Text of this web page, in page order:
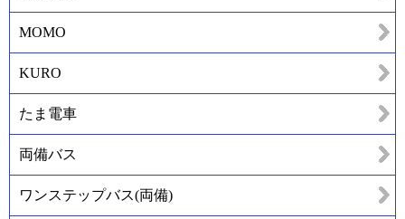
MOMO
KURO
たま電車
両備バス
ワンステップバス(両備)